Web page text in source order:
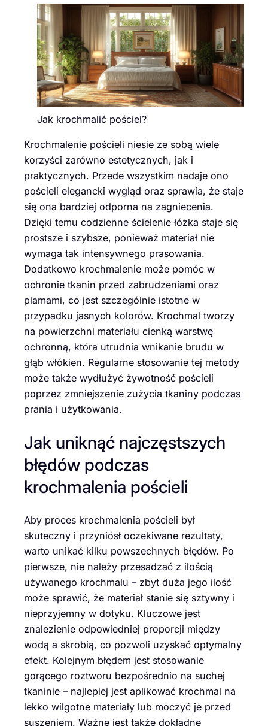
Jak krochmalić pościel?
Krochmalenie pościeli niesie ze sobą wiele
korzyści zarówno estetycznych, jak i
praktycznych. Przede wszystkim nadaje ono
pościeli elegancki wygląd oraz sprawia, że staje
się ona bardziej odporna na zagniecenia.
Dzięki temu codzienne ścielenie łóżka staje się
prostsze i szybsze, ponieważ materiał nie
wymaga tak intensywnego prasowania.
Dodatkowo krochmalenie może pomóc w
ochronie tkanin przed zabrudzeniami oraz
plamami, co jest szczególnie istotne w
przypadku jasnych kolorów. Krochmal tworzy
na powierzchni materiału cienką warstwę
ochronną, która utrudnia wnikanie brudu w
głąb włókien. Regularne stosowanie tej metody
może także wydłużyć żywotność pościeli
poprzez zmniejszenie zużycia tkaniny podczas
prania i użytkowania.
Jak uniknąć najczęstszych
błędów podczas
krochmalenia pościeli
Aby proces krochmalenia pościeli był
skuteczny i przyniósł oczekiwane rezultaty,
warto unikać kilku powszechnych błędów. Po
pierwsze, nie należy przesadzać z ilością
używanego krochmalu – zbyt duża jego ilość
może sprawić, że materiał stanie się sztywny i
nieprzyjemny w dotyku. Kluczowe jest
znalezienie odpowiedniej proporcji między
wodą a skrobią, co pozwoli uzyskać optymalny
efekt. Kolejnym błędem jest stosowanie
gorącego roztworu bezpośrednio na suchej
tkaninie – najlepiej jest aplikować krochmal na
lekko wilgotne materiały lub moczyć je przed
suszeniem. Ważne jest także dokładne